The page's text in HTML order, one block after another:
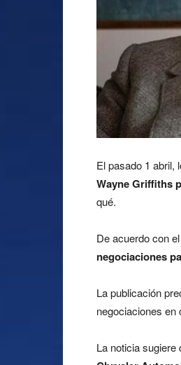
El pasado 1 abril,
Wayne Griffiths
qué.
De acuerdo con
negociaciones
La publicación
negociaciones en
La noticia sugiere